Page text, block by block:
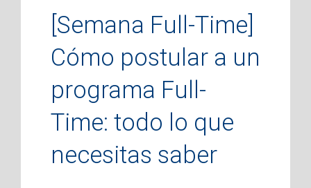
[Semana Full-Time]
Cómo postular a un
programa Full-
Time: todo lo que
necesitas saber